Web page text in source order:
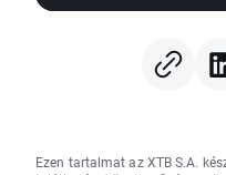
kamatemelésre?
Ezen tartalmat az XTB S.A.